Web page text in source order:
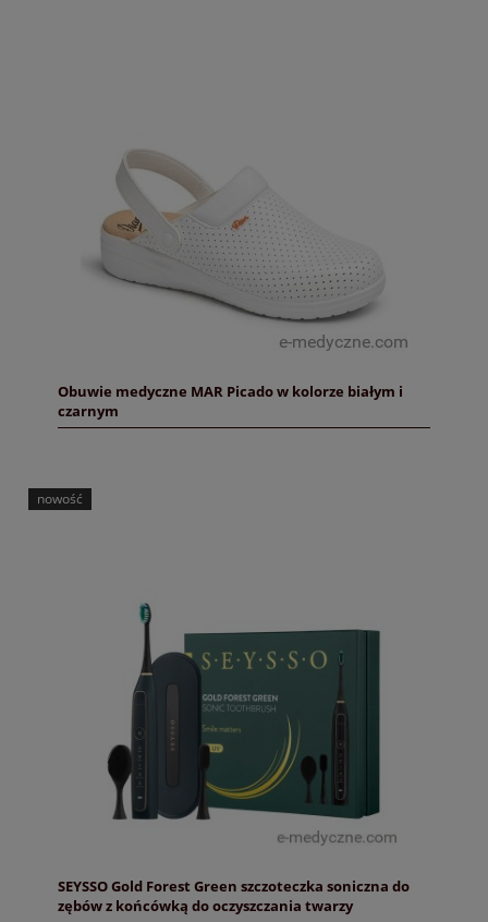
Obuwie medyczne MAR Picado w kolorze białym i
czarnym
SEYSSO Gold Forest Green szczoteczka soniczna do
zębów z końcówką do oczyszczania twarzy
nowość